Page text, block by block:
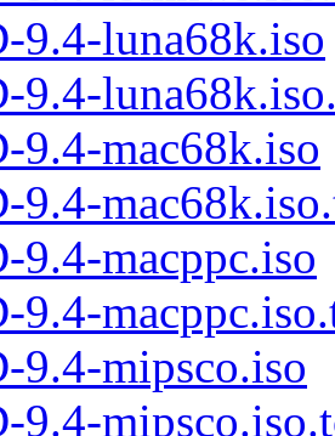
9.4-luna68k.iso
9.4-
9.4-mac68k.iso
9.4-
9.4-macppc.iso
9.4-
9.4-mipsco.iso
9.4-